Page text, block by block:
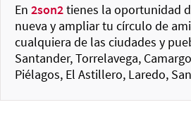
En 2son2tienes la oportunidad
nueva y ampliar tu círculo de
cualquiera de las ciudades y
Santander, Torrelavega,
Piélagos, El Astillero, Laredo,